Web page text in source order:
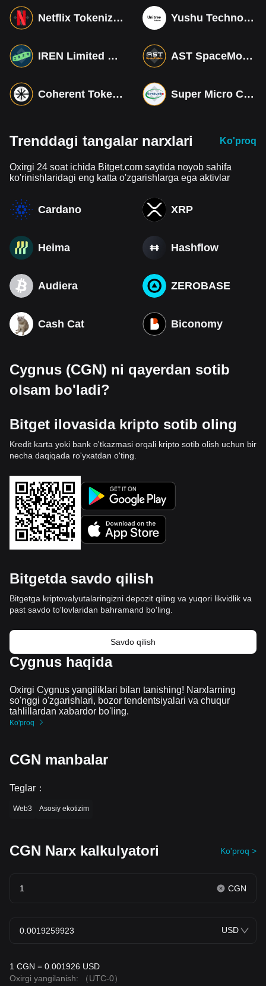
Netflix Tokenized bStocks Yushu Technology Co (Derivatives)
IREN Limited Tokenized bStocks AST SpaceMobile Tokenized bStocks
Coherent Tokenized bStocks Super Micro Computer Tokenized bStocks
Trenddagi tangalar narxlari Ko'proq
Oxirgi 24 soat ichida Bitget.com saytida noyob sahifa
ko'rinishlaridagi eng katta o'zgarishlarga ega aktivlar
Cardano XRP
Heima Hashflow
Audiera ZEROBASE
Cash Cat Biconomy
Cygnus (CGN) ni qayerdan sotib
olsam bo'ladi?
Bitget ilovasida kripto sotib oling
Kredit karta yoki bank o'tkazmasi orqali kripto sotib olish uchun bir
necha daqiqada ro'yxatdan o'ting.
Bitgetda savdo qilish
Bitgetga kriptovalyutalaringizni depozit qiling va yuqori likvidlik va
past savdo to'lovlaridan bahramand bo'ling.
Savdo qilish
Cygnus haqida
Oxirgi Cygnus yangiliklari bilan tanishing! Narxlarning
so'nggi o'zgarishlari, bozor tendentsiyalari va chuqur
tahlillardan xabardor bo'ling.
Ko'proq
CGN manbalar
Teglar ：
Web3 Asosiy ekotizim
CGN Narx kalkulyatori Ko'proq >
CGN
USD
1 CGN = 0.001926 USD
Oxirgi yangilanish:
（UTC-0）